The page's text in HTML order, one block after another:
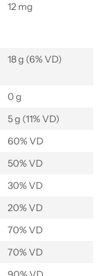
12 mg
18 g (6% VD)
0 g
5 g (11% VD)
60% VD
50% VD
30% VD
20% VD
70% VD
70% VD